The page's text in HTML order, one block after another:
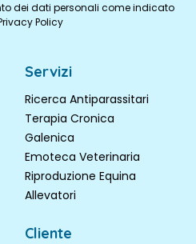
dei dati personali come indicato
Policy
Servizi
Ricerca Antiparassitari
Terapia Cronica
Galenica
Emoteca Veterinaria
Riproduzione Equina
Allevatori
Cliente